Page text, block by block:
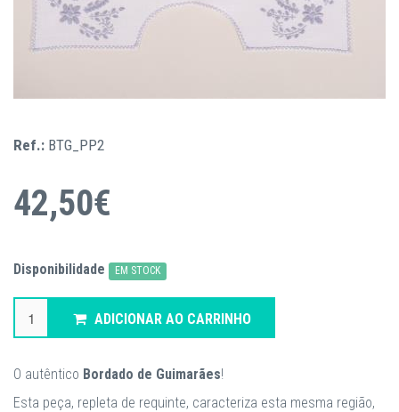
Ref.: BTG_PP2
42,50€
Disponibilidade EM STOCK
ADICIONAR AO CARRINHO
O autêntico Bordado de Guimarães!
Esta peça, repleta de requinte, caracteriza esta mesma região,